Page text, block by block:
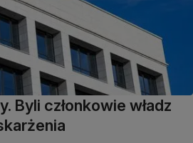
Byli członkowie władz